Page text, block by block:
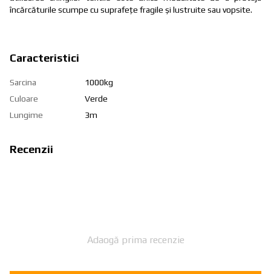
încărcăturile scumpe cu suprafețe fragile și lustruite sau vopsite.
Caracteristici
Sarcina
1000kg
Culoare
Verde
Lungime
3m
Recenzii
Adaogă prima recenzie